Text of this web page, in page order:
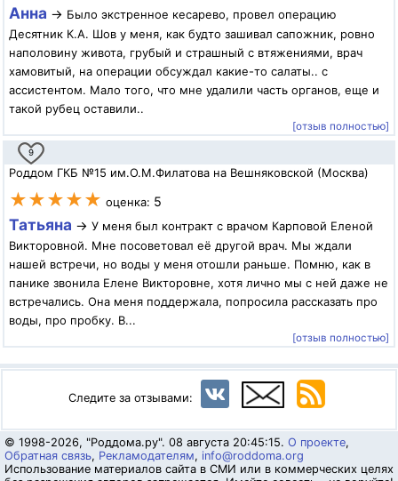
Анна → Было экстренное кесарево, провел операцию
Десятник К.А. Шов у меня, как будто зашивал сапожник, ровно
наполовину живота, грубый и страшный с втяжениями, врач
хамовитый, на операции обсуждал какие-то салаты.. с
ассистентом. Мало того, что мне удалили часть органов, еще и
такой рубец оставили..
[отзыв полностью]
9
Роддом ГКБ №15 им.О.М.Филатова на Вешняковской (Москва)
★★★★★ оценка: 5
Татьяна → У меня был контракт с врачом Карповой Еленой
Викторовной. Мне посоветовал её другой врач. Мы ждали
нашей встречи, но воды у меня отошли раньше. Помню, как в
панике звонила Елене Викторовне, хотя лично мы с ней даже не
встречались. Она меня поддержала, попросила рассказать про
воды, про пробку. В...
[отзыв полностью]
Следите за отзывами:
© 1998-2026, "Роддома.ру". 08 августа 20:45:15. О проекте,
Обратная связь, Рекламодателям, info@roddoma.org
Использование материалов сайта в СМИ или в коммерческих целях